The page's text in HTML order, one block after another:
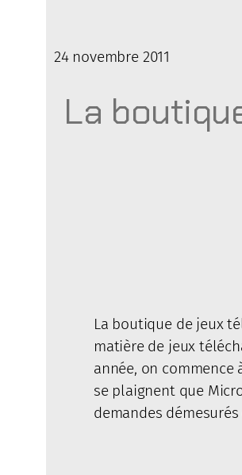
24 novembre 2011
La
La boutique de jeux
matière de jeux
année, on
se plaignent que
demandes